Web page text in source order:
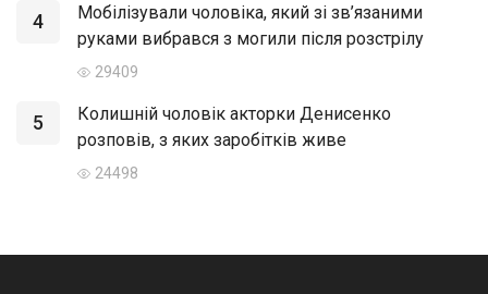
4
Мобілізували чоловіка, який зі зв’язаними
руками вибрався з могили після розстрілу
29409
5
Колишній чоловік акторки Денисенко
розповів, з яких заробітків живе
24498